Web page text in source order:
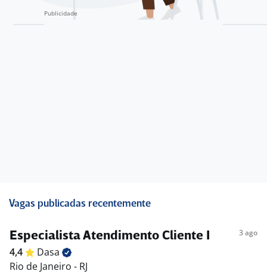
Vagas publicadas recentemente
Especialista Atendimento Cliente I 3 ago
4,4
Dasa
Rio de Janeiro - RJ